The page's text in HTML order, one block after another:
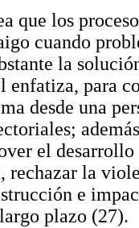
que los
cuando
la
enfatiza, para
desde una
el
rechazar la
e
plazo (27).